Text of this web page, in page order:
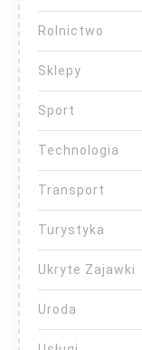
Rolnictwo
Sklepy
Sport
Technologia
Transport
Turystyka
Ukryte Zajawki
Uroda